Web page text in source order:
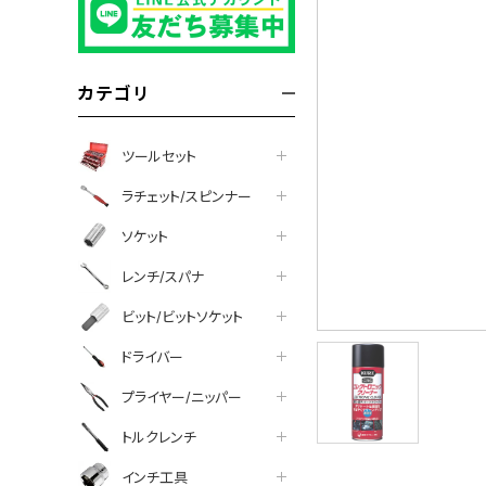
カテゴリ
ツールセット
ラチェット/スピンナー
ソケット
レンチ/スパナ
ビット/ビットソケット
ドライバー
プライヤー/ニッパー
トルクレンチ
インチ工具